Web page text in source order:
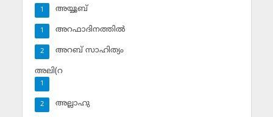
അയ്യൂബ്‌
1
അറഫാദിനത്തില്‍
1
അറബ് സാഹിത്യം
2
അലി(റ
1
അല്ലാഹു
2